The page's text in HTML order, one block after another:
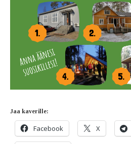
Jaa kaverille:
Facebook X